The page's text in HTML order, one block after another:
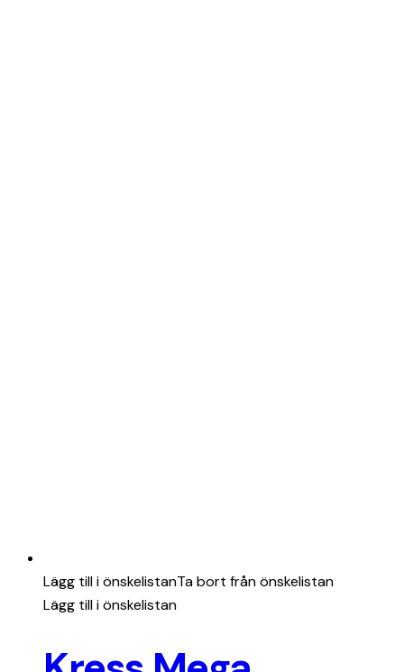
Lägg till i önskelistanTa bort från önskelistan
Lägg till i önskelistan